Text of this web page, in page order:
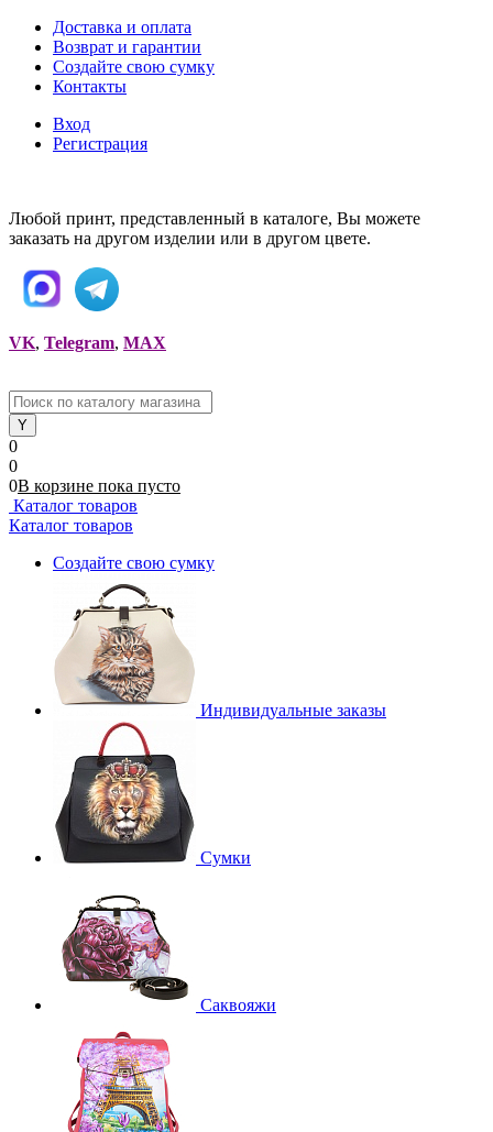
Доставка и оплата
Возврат и гарантии
Создайте свою сумку
Контакты
Вход
Регистрация
Любой принт, представленный в каталоге, Вы можете
заказать на другом изделии или в другом цвете.
VK, Telegram, MAX
0
0
0В корзине пока пусто
Каталог товаров
Каталог товаров
Создайте свою сумку
Индивидуальные заказы
Сумки
Саквояжи